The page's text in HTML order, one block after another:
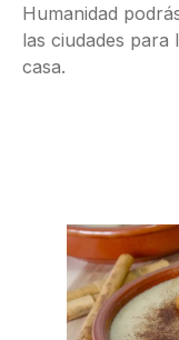
Humanidad
las ciudades para
casa.